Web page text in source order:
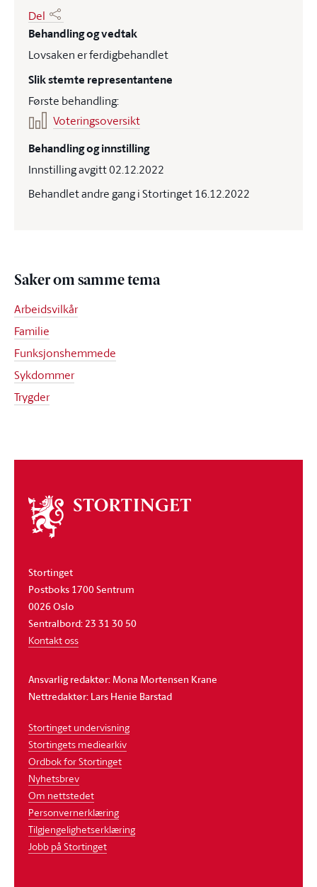
Del
Behandling og vedtak
Lovsaken er ferdigbehandlet
Slik stemte representantene
Første behandling:
Voteringsoversikt
Behandling og innstilling
Innstilling avgitt 02.12.2022
Behandlet andre gang i Stortinget 16.12.2022
Saker om samme tema
Arbeidsvilkår
Familie
Funksjonshemmede
Sykdommer
Trygder
Om
stortinget
Stortinget
Postboks 1700 Sentrum
0026 Oslo
Sentralbord: 23 31 30 50
Kontakt oss
Ansvarlig redaktør: Mona Mortensen Krane
Nettredaktør: Lars Henie Barstad
Stortinget undervisning
Stortingets mediearkiv
Ordbok for Stortinget
Nyhetsbrev
Om nettstedet
Personvernerklæring
Tilgjengelighetserklæring
Jobb på Stortinget